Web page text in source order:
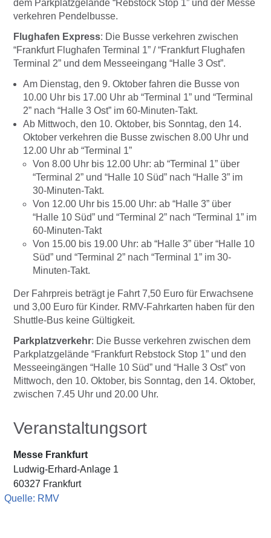
dem Parkplatzgelände “Rebstock Stop 1” und der Messe
verkehren Pendelbusse.
Flughafen Express: Die Busse verkehren zwischen
“Frankfurt Flughafen Terminal 1” / “Frankfurt Flughafen
Terminal 2” und dem Messeeingang “Halle 3 Ost”.
Am Dienstag, den 9. Oktober fahren die Busse von
10.00 Uhr bis 17.00 Uhr ab “Terminal 1” und “Terminal
2” nach “Halle 3 Ost” im 60-Minuten-Takt.
Ab Mittwoch, den 10. Oktober, bis Sonntag, den 14.
Oktober verkehren die Busse zwischen 8.00 Uhr und
12.00 Uhr ab “Terminal 1”
Von 8.00 Uhr bis 12.00 Uhr: ab “Terminal 1” über
“Terminal 2” und “Halle 10 Süd” nach “Halle 3” im
30-Minuten-Takt.
Von 12.00 Uhr bis 15.00 Uhr: ab “Halle 3” über
“Halle 10 Süd” und “Terminal 2” nach “Terminal 1” im
60-Minuten-Takt
Von 15.00 bis 19.00 Uhr: ab “Halle 3” über “Halle 10
Süd” und “Terminal 2” nach “Terminal 1” im 30-
Minuten-Takt.
Der Fahrpreis beträgt je Fahrt 7,50 Euro für Erwachsene
und 3,00 Euro für Kinder. RMV-Fahrkarten haben für den
Shuttle-Bus keine Gültigkeit.
Parkplatzverkehr: Die Busse verkehren zwischen dem
Parkplatzgelände “Frankfurt Rebstock Stop 1” und den
Messeeingängen “Halle 10 Süd” und “Halle 3 Ost” von
Mittwoch, den 10. Oktober, bis Sonntag, den 14. Oktober,
zwischen 7.45 Uhr und 20.00 Uhr.
Veranstaltungsort
Messe Frankfurt
Ludwig-Erhard-Anlage 1
60327 Frankfurt
Quelle: RMV